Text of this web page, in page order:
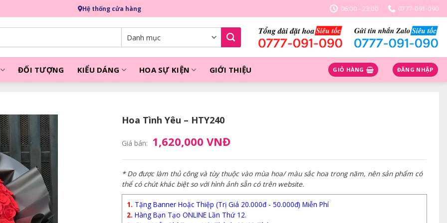
Hệ thống cửa hàng 06:00 - 23:00 0777-091-090
ĐỐI TƯỢNG KIỂU DÁNG HOA SỰ KIỆN GIỚI THIỆU GIỎ HÀNG ĐĂNG NHẬP
Hoa Tình Yêu – HTY240
Giá bán: 1,620,000 VNĐ
* Do được làm thủ công và tùy thuộc vào mùa hoa/ màu sắc hoa trong năm, nên sản phẩm có
thể có chút khác biệt so với hình ảnh sẵn có trên website.
1. Tặng Banner Hoặc Thiệp (Trị Giá 20.000đ - 50.000đ) Miễn Phí
2. Hàng Bạn Tạo ONLINE Lần Thứ 12.